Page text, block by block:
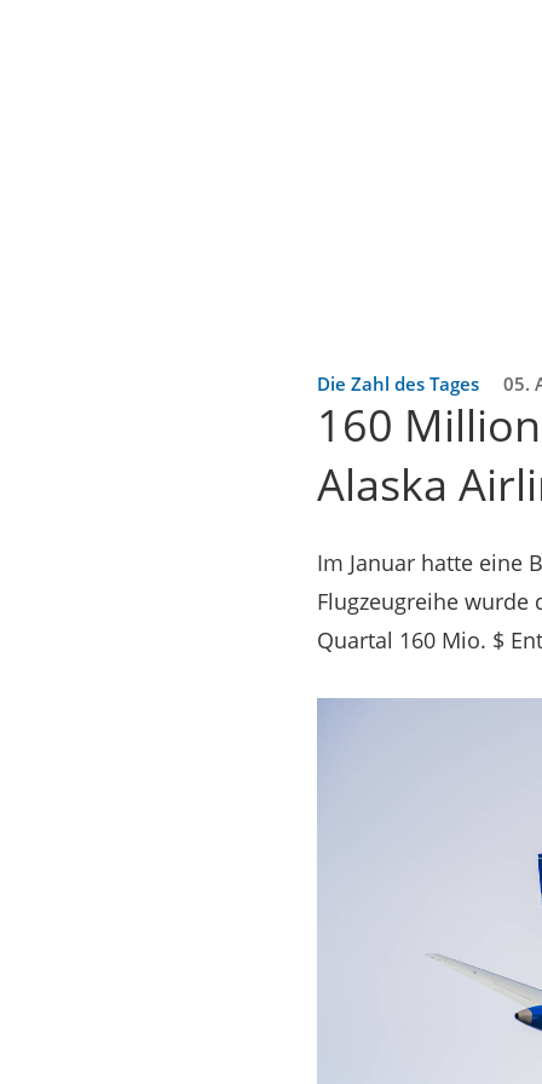
Die Zahl des Tages 05.
160
Alaska
Im Januar hatte eine
Flugzeugreihe
Quartal 160 Mio. $